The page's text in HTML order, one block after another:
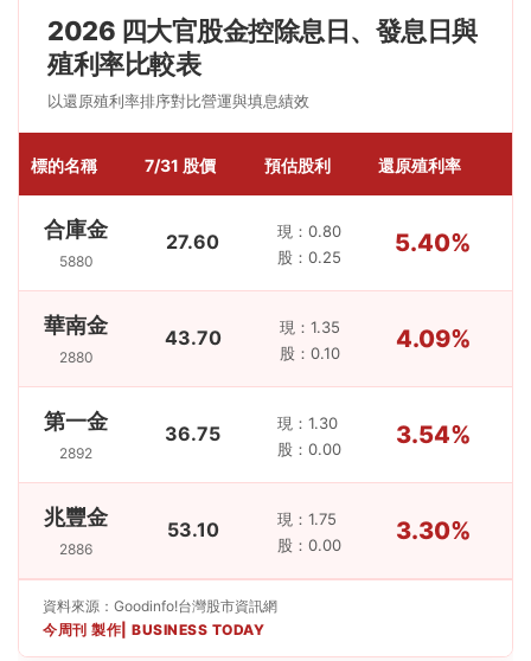
2026 四大官股金控除息日、發息日與
殖利率比較表
以還原殖利率排序對比營運與填息績效
標的名稱 7/31 股價 預估股利 還原殖利率
合庫金
5880
27.60
現：0.80
股：0.25
5.40%
華南金
2880
43.70
現：1.35
股：0.10
4.09%
第一金
2892
36.75
現：1.30
股：0.00
3.54%
兆豐金
2886
53.10
現：1.75
股：0.00
3.30%
資料來源：Goodinfo!台灣股市資訊網
今周刊 製作| BUSINESS TODAY